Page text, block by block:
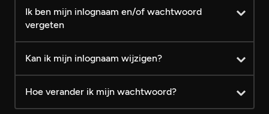
leesbaar
Persoonlijke berichten sturen
Foto's plaatsen
Ik ben mijn inlognaam en/of wachtwoord
vergeten
Kan ik mijn inlognaam wijzigen?
Hoe verander ik mijn wachtwoord?